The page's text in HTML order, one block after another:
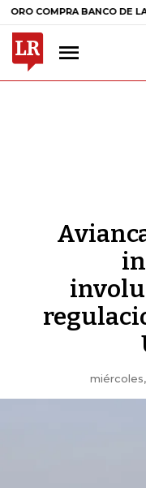
BANCO DE LA